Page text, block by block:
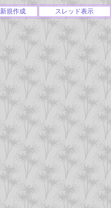
新規作成 スレッド表示